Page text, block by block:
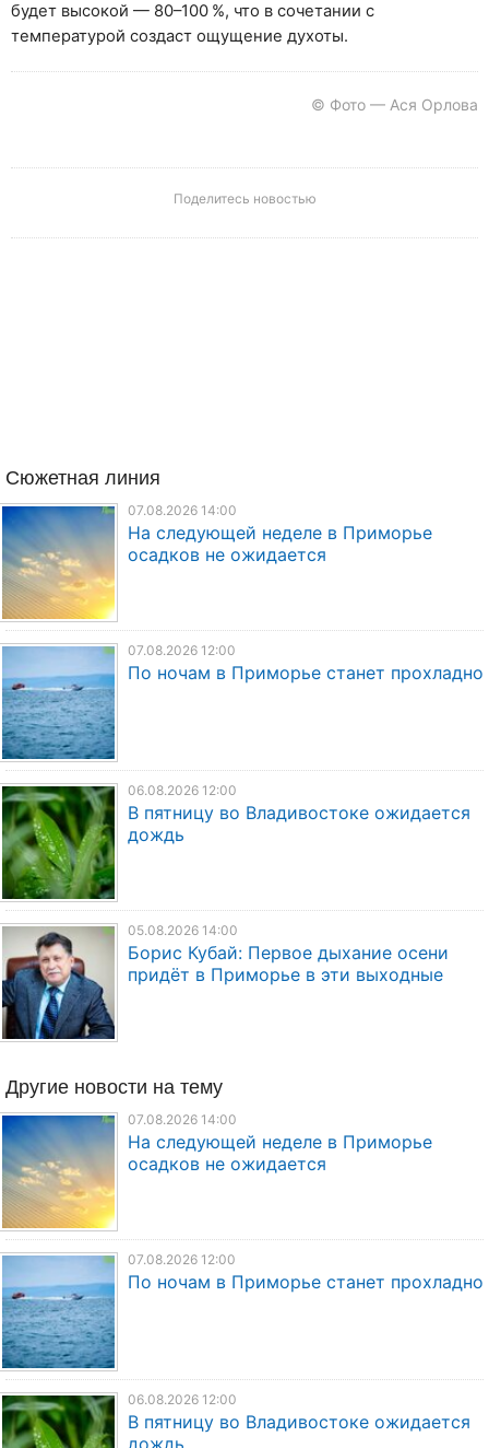
будет высокой — 80–100 %, что в сочетании с
температурой создаст ощущение духоты.
© Фото — Ася Орлова
Поделитесь новостью
Сюжетная линия
07.08.2026 14:00
На следующей неделе в Приморье
осадков не ожидается
07.08.2026 12:00
По ночам в Приморье станет прохладно
06.08.2026 12:00
В пятницу во Владивостоке ожидается
дождь
05.08.2026 14:00
Борис Кубай: Первое дыхание осени
придёт в Приморье в эти выходные
Другие новости на тему
07.08.2026 14:00
На следующей неделе в Приморье
осадков не ожидается
07.08.2026 12:00
По ночам в Приморье станет прохладно
06.08.2026 12:00
В пятницу во Владивостоке ожидается
дождь